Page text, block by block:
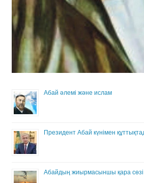
Абай әлемі және ислам
Президент Абай күнімен
Абайдың жиырмасыншы қара сөзі